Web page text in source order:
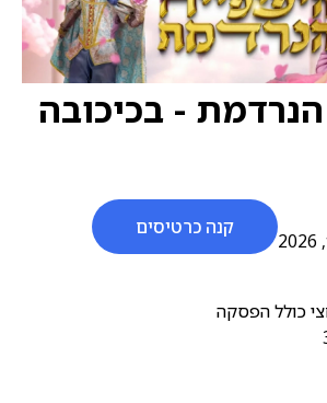
- בכיכובה
קנה כרטיסים
כולל הפסקה